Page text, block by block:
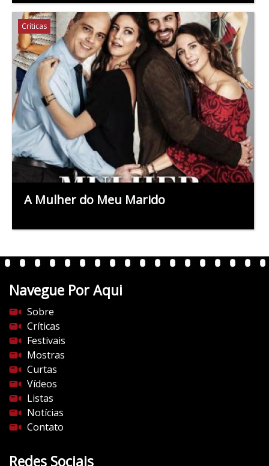
Críticas
A Mulher do Meu Marido
Navegue Por Aqui
Sobre
Críticas
Festivais
Mostras
Curtas
Vídeos
Listas
Notícias
Contato
Redes Sociais